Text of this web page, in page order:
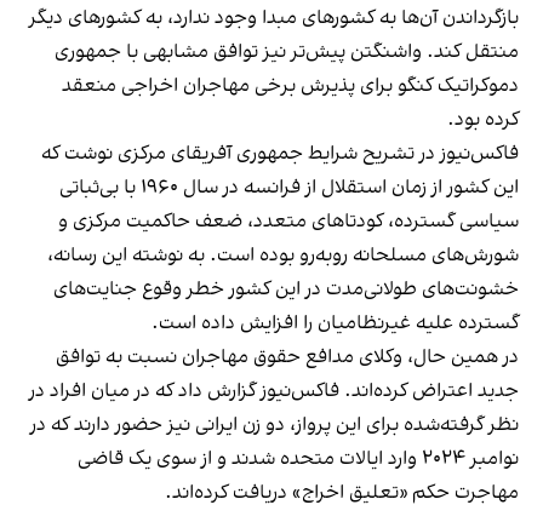
بازگرداندن آن‌ها به کشورهای مبدا وجود ندارد، به کشورهای دیگر
منتقل کند. واشنگتن پیش‌تر نیز توافق مشابهی با جمهوری
دموکراتیک کنگو برای پذیرش برخی مهاجران اخراجی منعقد
کرده بود.
فاکس‌نیوز در تشریح شرایط جمهوری آفریقای مرکزی نوشت که
این کشور از زمان استقلال از فرانسه در سال ۱۹۶۰ با بی‌ثباتی
سیاسی گسترده، کودتاهای متعدد، ضعف حاکمیت مرکزی و
شورش‌های مسلحانه روبه‌رو بوده است. به نوشته این رسانه،
خشونت‌های طولانی‌مدت در این کشور خطر وقوع جنایت‌های
گسترده علیه غیرنظامیان را افزایش داده است.
در همین حال، وکلای مدافع حقوق مهاجران نسبت به توافق
جدید اعتراض کرده‌اند. فاکس‌نیوز گزارش داد که در میان افراد در
نظر گرفته‌شده برای این پرواز، دو زن ایرانی نیز حضور دارند که در
نوامبر ۲۰۲۴ وارد ایالات متحده شدند و از سوی یک قاضی
مهاجرت حکم «تعلیق اخراج» دریافت کرده‌اند.